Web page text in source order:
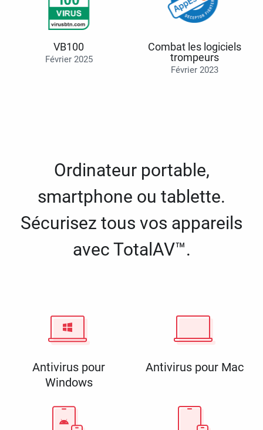
VB100
Février 2025
Combat les logiciels
trompeurs
Février 2023
Ordinateur portable,
smartphone ou tablette.
Sécurisez tous vos appareils
avec TotalAV™.
Antivirus pour
Windows
Antivirus pour Mac